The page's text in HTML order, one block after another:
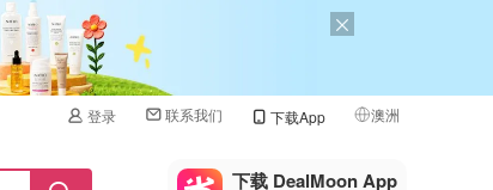
登录 联系我们 下载App 澳洲
🇺🇸
下载 DealMoon App